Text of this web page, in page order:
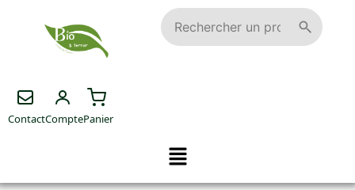
ContactComptePanier